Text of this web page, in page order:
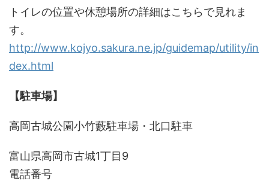
トイレの位置や休憩場所の詳細はこちらで見れま
す。
http://www.kojyo.sakura.ne.jp/guidemap/utility/in
dex.html
【駐車場】
高岡古城公園小竹藪駐車場・北口駐車
富山県高岡市古城1丁目9
電話番号